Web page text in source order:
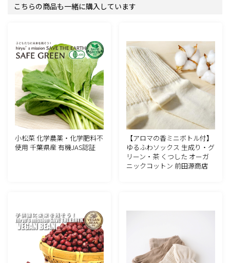
こちらの商品も一緒に購入しています
小松菜 化学農薬・化学肥料不
使用 千葉県産 有機JAS認証
【アロマの香ミニボトル付】
ゆるふわソックス 生成り・グ
リーン・茶 くつした オーガ
ニックコットン 前田源商店